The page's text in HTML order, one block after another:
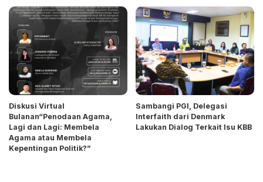
Diskusi Virtual
Bulanan“Penodaan Agama,
Lagi dan Lagi: Membela
Agama atau Membela
Kepentingan Politik?”
Sambangi PGI, Delegasi
Interfaith dari Denmark
Lakukan Dialog Terkait Isu KBB